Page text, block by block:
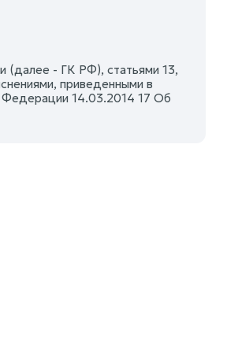
(далее - ГК РФ), статьями 13,
приведенными в
Федерации 14.03.2014 17 Об